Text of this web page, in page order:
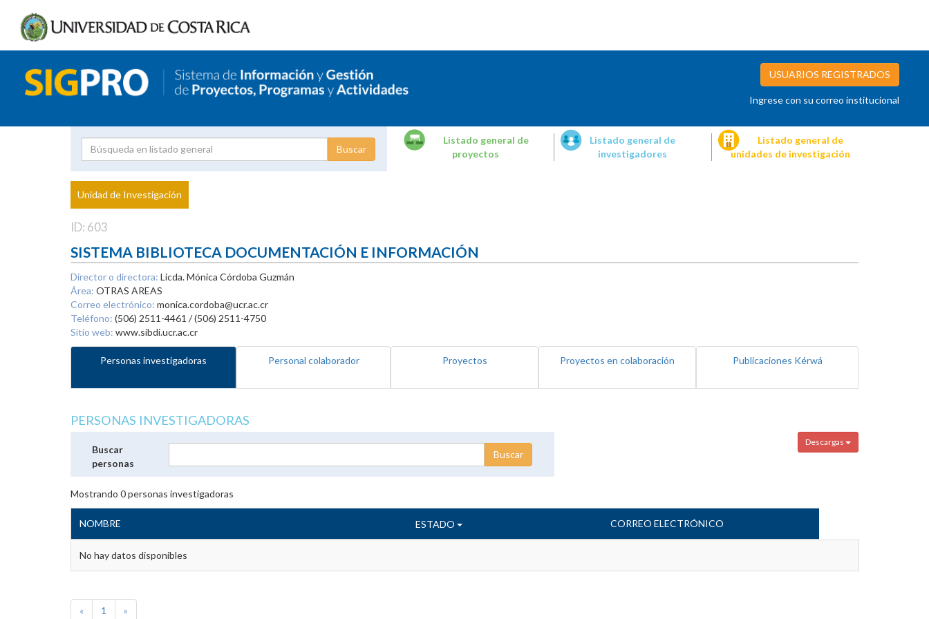
USUARIOS REGISTRADOS
Ingrese con su correo institucional
Proyecto
Investigador
Listado general de
proyectos
Listado general de
investigadores
Listado general de
unidades de investigación
Unidad de Investigación
ID: 603
SISTEMA BIBLIOTECA DOCUMENTACIÓN E INFORMACIÓN
Director o directora: Licda. Mónica Córdoba Guzmán
Área: OTRAS AREAS
Correo electrónico: monica.cordoba@ucr.ac.cr
Teléfono: (506) 2511-4461 / (506) 2511-4750
Sitio web: www.sibdi.ucr.ac.cr
Personas investigadoras Personal colaborador Proyectos Proyectos en colaboración Publicaciones Kérwá
PERSONAS INVESTIGADORAS
Descargas
Buscar
personas
Mostrando 0personas investigadoras
NOMBRE ESTADO CORREO ELECTRÓNICO
No hay datos disponibles
« 1 »